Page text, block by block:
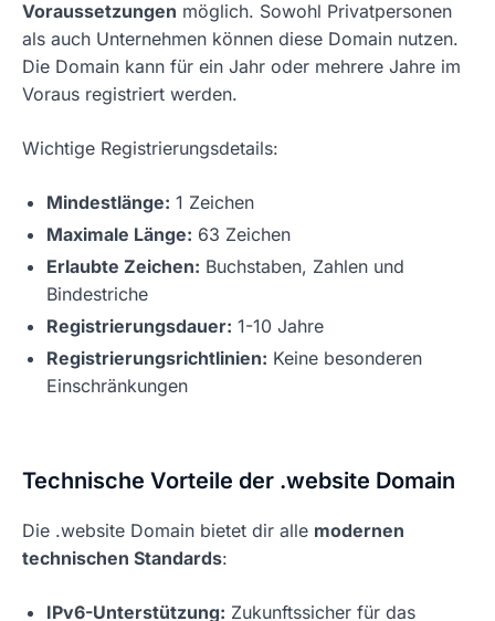
Voraussetzungen möglich. Sowohl Privatpersonen
als auch Unternehmen können diese Domain nutzen.
Die Domain kann für ein Jahr oder mehrere Jahre im
Voraus registriert werden.
Wichtige Registrierungsdetails:
Mindestlänge: 1 Zeichen
Maximale Länge: 63 Zeichen
Erlaubte Zeichen: Buchstaben, Zahlen und
Bindestriche
Registrierungsdauer: 1-10 Jahre
Registrierungsrichtlinien: Keine besonderen
Einschränkungen
Technische Vorteile der .website Domain
Die .website Domain bietet dir alle modernen
technischen Standards:
IPv6-Unterstützung: Zukunftssicher für das